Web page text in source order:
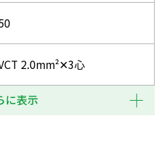
2.0mm²✕3心
に表示